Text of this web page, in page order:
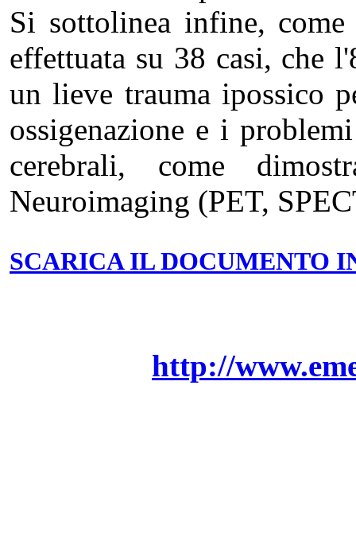
Si sottolinea infine, come
effettuata su 38 casi, che
un lieve trauma ipossico
ossigenazione e i
cerebrali, come
Neuroimaging (PET,
SCARICA IL DOCUMENTO
http://